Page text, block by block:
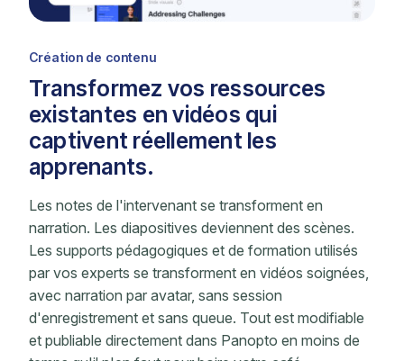
Création de contenu
Transformez vos ressources
existantes en vidéos qui
captivent réellement les
apprenants.
Les notes de l'intervenant se transforment en
narration. Les diapositives deviennent des scènes.
Les supports pédagogiques et de formation utilisés
par vos experts se transforment en vidéos soignées,
avec narration par avatar, sans session
d'enregistrement et sans queue. Tout est modifiable
et publiable directement dans Panopto en moins de